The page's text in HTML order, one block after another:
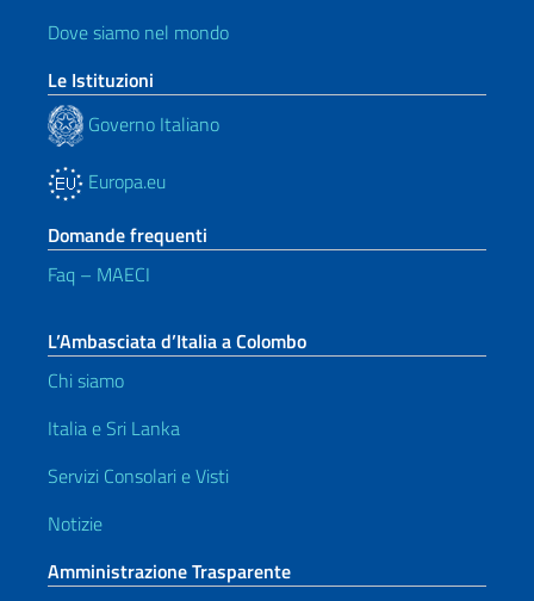
Dove siamo nel mondo
Le Istituzioni
Governo Italiano
Europa.eu
Domande frequenti
Faq – MAECI
L’Ambasciata d’Italia a Colombo
Chi siamo
Italia e Sri Lanka
Servizi Consolari e Visti
Notizie
Amministrazione Trasparente